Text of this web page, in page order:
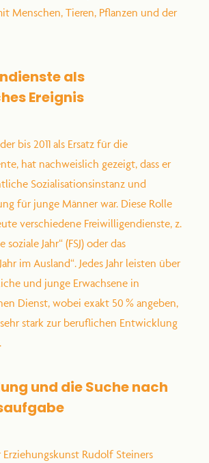
Menschen, Tieren, Pflanzen und der
als
Ereignis
bis 2011 als Ersatz für die
hat nachweislich gezeigt, dass er
Sozialisationsinstanz und
für junge Männer war. Diese Rolle
verschiedene Freiwilligendienste, z.
soziale Jahr“ (FSJ) oder das
im Ausland“. Jedes Jahr leisten über
und junge Erwachsene in
Dienst, wobei exakt 50 % angeben,
stark zur beruflichen Entwicklung
und die Suche nach
Erziehungskunst Rudolf Steiners